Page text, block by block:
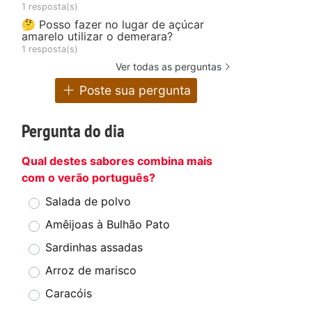
1 resposta(s)
🤔 Posso fazer no lugar de açúcar
amarelo utilizar o demerara?
1 resposta(s)
Ver todas as perguntas
Poste sua pergunta
Pergunta do dia
Qual destes sabores combina mais
com o verão português?
Salada de polvo
Amêijoas à Bulhão Pato
Sardinhas assadas
Arroz de marisco
Caracóis